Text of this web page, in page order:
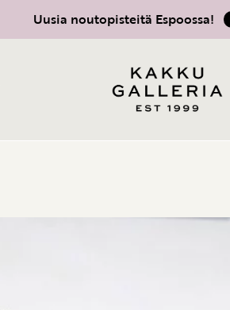
Uusia noutopisteitä Espoossa!